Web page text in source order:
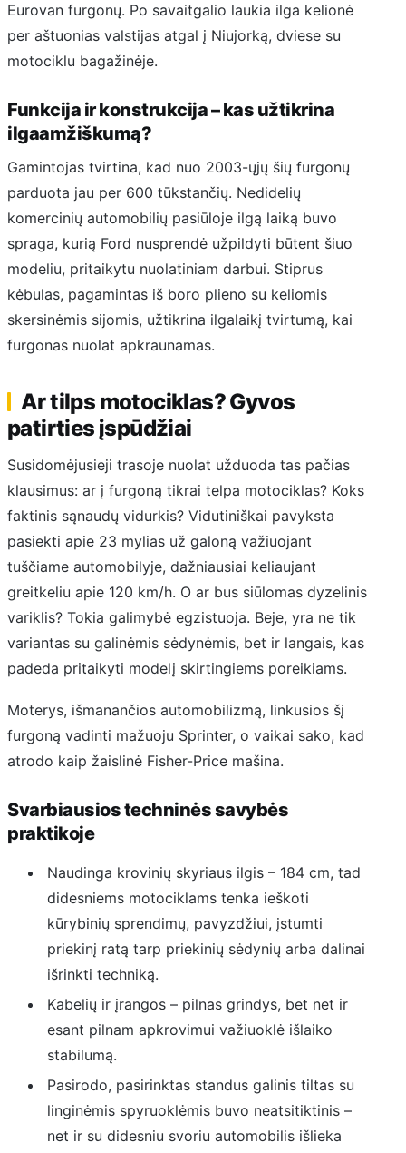
Eurovan furgonų. Po savaitgalio laukia ilga kelionė
per aštuonias valstijas atgal į Niujorką, dviese su
motociklu bagažinėje.
Funkcija ir konstrukcija – kas užtikrina
ilgaamžiškumą?
Gamintojas tvirtina, kad nuo 2003-ųjų šių furgonų
parduota jau per 600 tūkstančių. Nedidelių
komercinių automobilių pasiūloje ilgą laiką buvo
spraga, kurią Ford nusprendė užpildyti būtent šiuo
modeliu, pritaikytu nuolatiniam darbui. Stiprus
kėbulas, pagamintas iš boro plieno su keliomis
skersinėmis sijomis, užtikrina ilgalaikį tvirtumą, kai
furgonas nuolat apkraunamas.
Ar tilps motociklas? Gyvos
patirties įspūdžiai
Susidomėjusieji trasoje nuolat užduoda tas pačias
klausimus: ar į furgoną tikrai telpa motociklas? Koks
faktinis sąnaudų vidurkis? Vidutiniškai pavyksta
pasiekti apie 23 mylias už galoną važiuojant
tuščiame automobilyje, dažniausiai keliaujant
greitkeliu apie 120 km/h. O ar bus siūlomas dyzelinis
variklis? Tokia galimybė egzistuoja. Beje, yra ne tik
variantas su galinėmis sėdynėmis, bet ir langais, kas
padeda pritaikyti modelį skirtingiems poreikiams.
Moterys, išmanančios automobilizmą, linkusios šį
furgoną vadinti mažuoju Sprinter, o vaikai sako, kad
atrodo kaip žaislinė Fisher-Price mašina.
Svarbiausios techninės savybės
praktikoje
Naudinga krovinių skyriaus ilgis – 184 cm, tad
didesniems motociklams tenka ieškoti
kūrybinių sprendimų, pavyzdžiui, įstumti
priekinį ratą tarp priekinių sėdynių arba dalinai
išrinkti techniką.
Kabelių ir įrangos – pilnas grindys, bet net ir
esant pilnam apkrovimui važiuoklė išlaiko
stabilumą.
Pasirodo, pasirinktas standus galinis tiltas su
linginėmis spyruoklėmis buvo neatsitiktinis –
net ir su didesniu svoriu automobilis išlieka